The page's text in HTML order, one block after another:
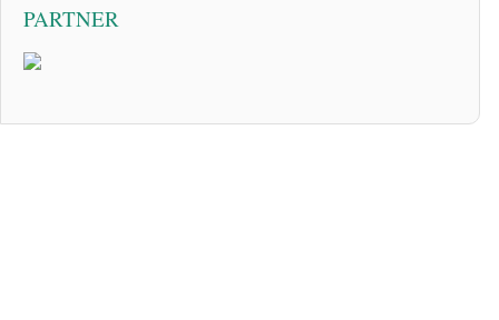
PARTNER